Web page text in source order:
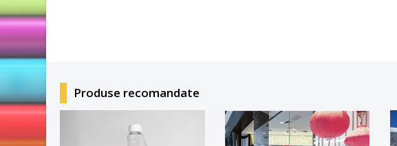
Produse recomandate